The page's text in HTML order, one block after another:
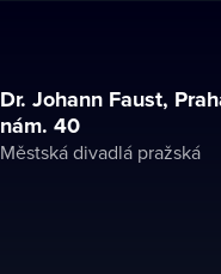
Dr. Johann Faust,
nám. 40
Městská divadlá pražská